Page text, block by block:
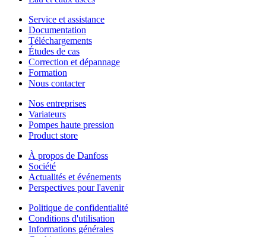
Service et assistance
Documentation
Téléchargements
Études de cas
Correction et dépannage
Formation
Nous contacter
Nos entreprises
Variateurs
Pompes haute pression
Product store
À propos de Danfoss
Société
Actualités et événements
Perspectives pour l'avenir
Politique de confidentialité
Conditions d'utilisation
Informations générales